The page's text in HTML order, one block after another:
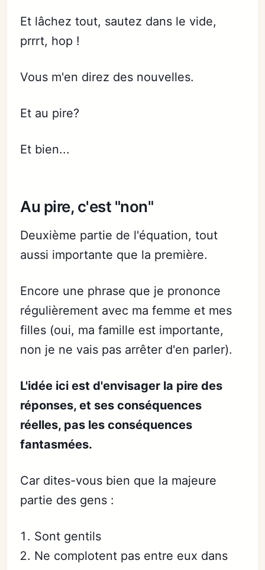
Et lâchez tout, sautez dans le vide,
prrrt, hop !
Vous m'en direz des nouvelles.
Et au pire?
Et bien...
Au pire, c'est "non"
Deuxième partie de l'équation, tout
aussi importante que la première.
Encore une phrase que je prononce
régulièrement avec ma femme et mes
filles (oui, ma famille est importante,
non je ne vais pas arrêter d'en parler).
L'idée ici est d'envisager la pire des
réponses, et ses conséquences
réelles, pas les conséquences
fantasmées.
Car dites-vous bien que la majeure
partie des gens :
Sont gentils
Ne complotent pas entre eux dans